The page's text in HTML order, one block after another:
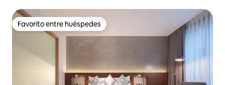
Favorito entre huéspedes
Favorito entre huéspedes